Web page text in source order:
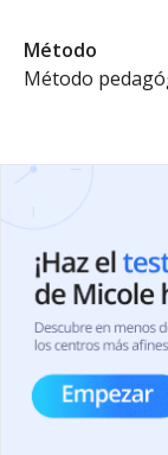
Método
Método